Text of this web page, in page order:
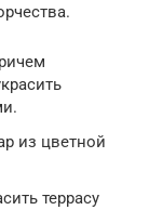
из цветной
террасу